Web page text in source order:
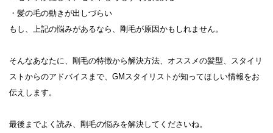
・髪の毛の動きが出しづらい
もし、上記の悩みがあるなら、剛毛が原因かもしれません。
そんなあなたに、剛毛の特徴から解決方法、オススメの髪型、スタイリ
ストからのアドバイスまで、GMスタイリストが知ってほしい情報をお
伝えします。
最後までよく読み、剛毛の悩みを解決してくださいね。